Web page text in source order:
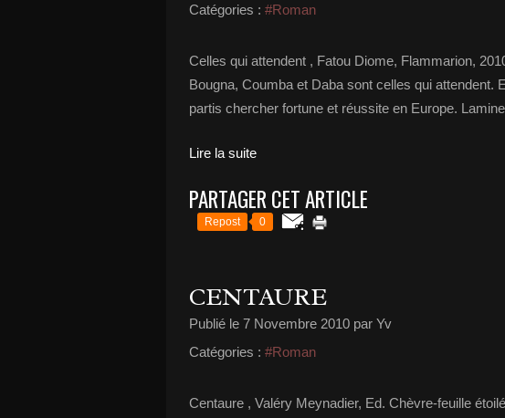
Catégories : #Roman
Celles qui attendent , Fatou Diome, Flammarion,
Bougna, Coumba et Daba sont celles qui attendent.
partis chercher fortune et réussite en Europe.
Lire la suite
PARTAGER CET ARTICLE
Repost 0
CENTAURE
Publié le 7 Novembre 2010 par Yv
Catégories : #Roman
Centaure , Valéry Meynadier, Ed. Chèvre-feuille